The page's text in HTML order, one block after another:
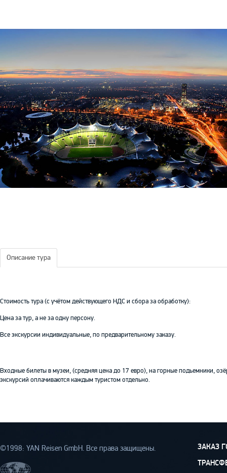
Описание тура
Стоимость тура (с учётом действующего НДС и сбора за обработку):
Цена за тур, а не за одну персону.
Все экскурсии индивидуальные, по предварительному заказу.
Входные билеты в музеи, (средняя цена до 17 евро), на горные подьемники,
экскурсий оплачиваются каждым туристом отдельно.
©1998: YAN Rеisen GmbH. Все права защищены.
ЗАКАЗ